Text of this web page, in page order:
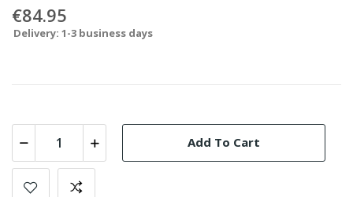
€84.95
Delivery: 1-3 business days
Add To Cart